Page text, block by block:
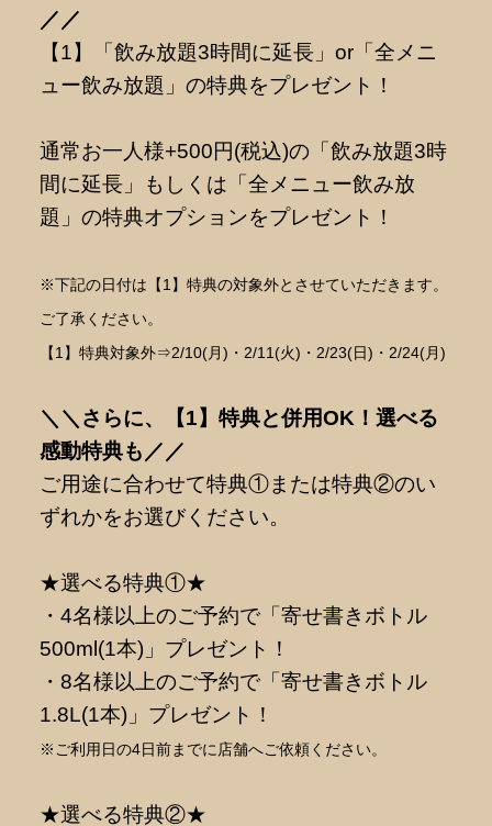
／／
【1】「飲み放題3時間に延長」or「全メニ
ュー飲み放題」の特典をプレゼント！
通常お一人様+500円(税込)の「飲み放題3時
間に延長」もしくは「全メニュー飲み放
題」の特典オプションをプレゼント！
※下記の日付は【1】特典の対象外とさせていただきます。
ご了承ください。
【1】特典対象外⇒2/10(月)・2/11(火)・2/23(日)・2/24(月)
＼＼さらに、【1】特典と併用OK！選べる
感動特典も／／
ご用途に合わせて特典①または特典②のい
ずれかをお選びください。
★選べる特典①★
・4名様以上のご予約で「寄せ書きボトル
500ml(1本)」プレゼント！
・8名様以上のご予約で「寄せ書きボトル
1.8L(1本)」プレゼント！
※ご利用日の4日前までに店舗へご依頼ください。
★選べる特典②★